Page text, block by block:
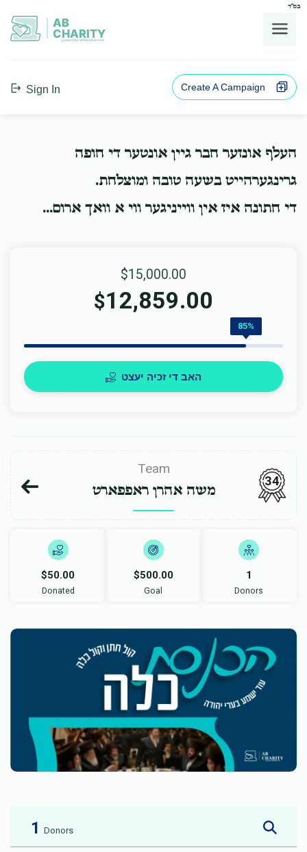
בס"ד
AB
CHARITY
powerd by ahblicklive.com
Sign In Create A Campaign
העלף אונזער חבר גיין אונטער די חופה
גרינגערהייט בשעה טובה ומוצלחת.
די חתונה איז אין ווייניגער ווי א וואך ארום...
$15,000.00
$12,859.00
85%
האב די זכיה יעצט
Team
משה אהרן ראפפארט 34
$50.00
Donated
$500.00
Goal
1
Donors
1 Donors